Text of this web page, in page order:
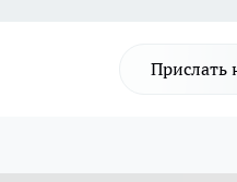
Прислать